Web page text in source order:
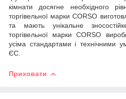
кімнати досягне необхідного
торгівельної марки CORSO
та мають унікальне
торгівельної марки CORSO
усіма стандартами і технічними
ЄС.
Приховати